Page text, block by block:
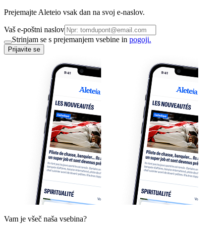
Prejemajte Aleteio vsak dan na svoj e-naslov.
Vaš e-poštni naslov
Strinjam se s prejemanjem vsebine in pogoji.
Prijavite se
Vam je všeč naša vsebina?